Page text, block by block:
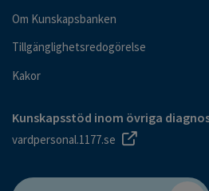
Om Kunskapsbanken
Tillgänglighetsredogörelse
Kakor
Kunskapsstöd inom övriga
vardpersonal.1177.se